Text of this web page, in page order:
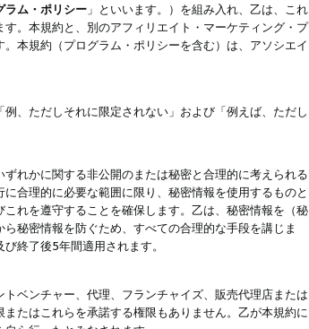
ラム・ポリシー 」といいます。）を組み入れ、乙は、これ
。本規約と、別のアフィリエイト・マーケティング・プ
本規約（プログラム・ポリシーを含む）は、アソシエイ
、ただしそれに限定されない」および「例えば、ただし
れかに関する非公開のまたは秘密と合理的に考えられる
合理的に必要な範囲に限り、秘密情報を使用するものと
れを遵守することを確保します。乙は、秘密情報を（秘
秘密情報を防ぐため、すべての合理的な手段を講じま
終了後5年間適用されます。
ベンチャー、代理、フランチャイズ、販売代理店または
たはこれらを承諾する権限もありません。乙が本規約に